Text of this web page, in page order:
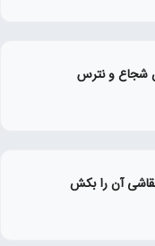
شجاع و نترس
آن را بکش